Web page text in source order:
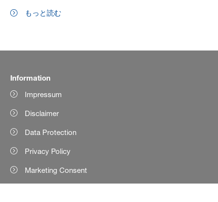
もっと読む
Information
Impressum
Disclaimer
Data Protection
Privacy Policy
Marketing Consent